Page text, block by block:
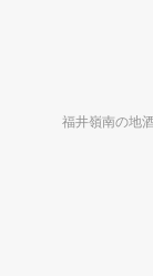
福井嶺南の地